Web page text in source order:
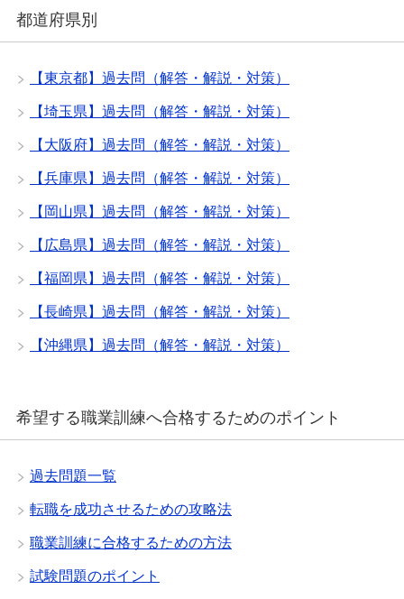
都道府県別
【東京都】過去問（解答・解説・対策）
【埼玉県】過去問（解答・解説・対策）
【大阪府】過去問（解答・解説・対策）
【兵庫県】過去問（解答・解説・対策）
【岡山県】過去問（解答・解説・対策）
【広島県】過去問（解答・解説・対策）
【福岡県】過去問（解答・解説・対策）
【長崎県】過去問（解答・解説・対策）
【沖縄県】過去問（解答・解説・対策）
希望する職業訓練へ合格するためのポイント
過去問題一覧
転職を成功させるための攻略法
職業訓練に合格するための方法
試験問題のポイント